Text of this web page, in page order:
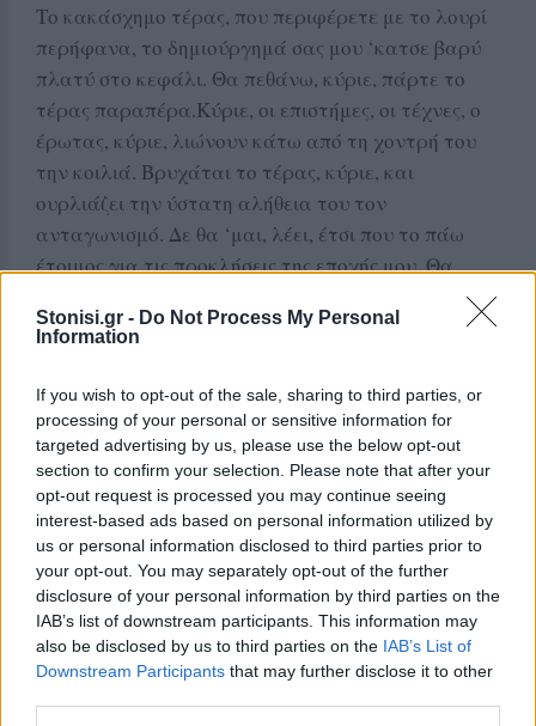
Stonisi.gr - Do Not Process My Personal
Information
If you wish to opt-out of the sale, sharing to third parties, or
processing of your personal or sensitive information for
targeted advertising by us, please use the below opt-out
section to confirm your selection. Please note that after your
opt-out request is processed you may continue seeing
interest-based ads based on personal information utilized by
us or personal information disclosed to third parties prior to
your opt-out. You may separately opt-out of the further
disclosure of your personal information by third parties on the
IAB’s list of downstream participants. This information may
also be disclosed by us to third parties on the IAB’s List of
Downstream Participants that may further disclose it to other
Το κακάσχημο τέρας, που περιφέρετε με το λουρί
περήφανα, το δημιούργημά σας μου ‘κατσε βαρύ
πλατύ στο κεφάλι. Θα πεθάνω, κύριε, πάρτε το
τέρας παραπέρα.Κύριε, οι επιστήμες, οι τέχνες, ο
έρωτας, κύριε, λιώνουν κάτω από τη χοντρή του
την κοιλιά. Βρυχάται το τέρας, κύριε, και
ουρλιάζει την ύστατη αλήθεια του τον
ανταγωνισμό. Δε θα ‘μαι, λέει, έτσι που το πάω
έτοιμος για τις προκλήσεις της εποχής μου. Θα
μείνω πίσω, κύριε, θα χάσω το τρένο της ζωής, θα,
θα, θα ρημάξω, κύριε.
δεν έμαθα ακόμη να εκμεταλλεύομαι το χρόνο.
Κύριε, τι ωραίες εκφράσεις που χρησιμοποιείτε!
Να εκμεταλλεύομαι το χρόνο! Το χρόνο προσπαθώ
να καταλάβω τόσα χρόνια, το νόημα, το νόημα
τόσου χρόνου. Θέλω να του δώσω ένα όνομα. Μα
αυτός είναι ντυμένος υποχρέωση, μου ξεγλιστρά.
Κύριε, ο χρόνος σας είναι τραβεστί! Εγώ, κύριε,
κερδισμένος αισθάνομαι στις οάσεις μου, όταν
ξοδεύω το χρόνο μου στη μουσική, στα γκράφιτι,
στο διάβασμα, στη φιλοσοφία, στις βόλτες με τις